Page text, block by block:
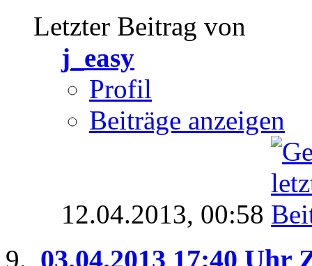
Letzter Beitrag von
j_easy
Profil
Beiträge anzeigen
12.04.2013, 00:58
03.04.2013 17:40 Uhr